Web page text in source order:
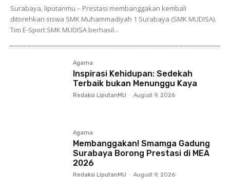
Surabaya, liputanmu – Prestasi membanggakan kembali
ditorehkan siswa SMK Muhammadiyah 1 Surabaya (SMK MUDISA).
Tim E-Sport SMK MUDISA berhasil...
Agama
Inspirasi Kehidupan: Sedekah
Terbaik bukan Menunggu Kaya
Redaksi LiputanMU - August 9, 2026
Agama
Membanggakan! Smamga Gadung
Surabaya Borong Prestasi di MEA
2026
Redaksi LiputanMU - August 9, 2026